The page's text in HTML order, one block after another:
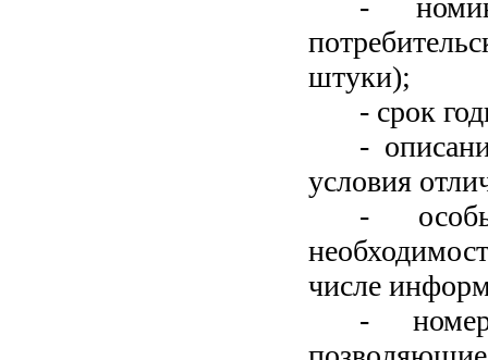
-
штуки);
- срок
-
условия
-
числе
-